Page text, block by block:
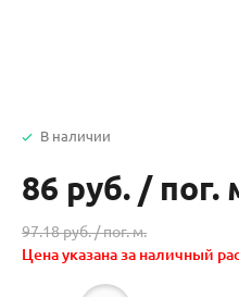
В наличии
86 руб. / пог.
97.18 руб. /пог. м.
Цена указана за наличный